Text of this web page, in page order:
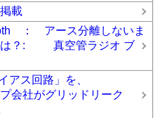
載
： アース分離しないま
は？: 真空管ラジオ ブ
アス回路」を、
会社がグリッドリーク